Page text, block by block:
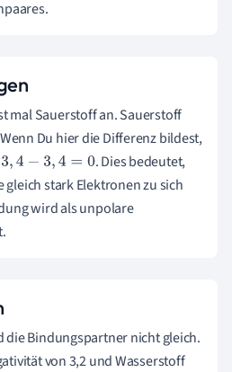
mal Sauerstoff an. Sauerstoff
Du hier die Differenz bildest,
,4=0
. Dies bedeutet,
stark Elektronen zu sich
wird als unpolare
die Bindungspartner nicht gleich.
von 3,2 und Wasserstoff